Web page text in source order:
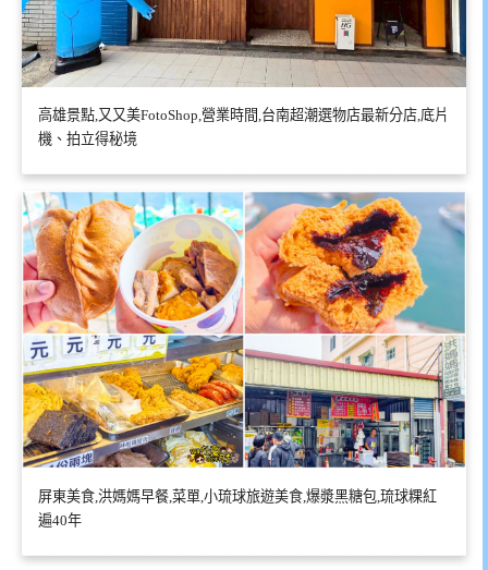
高雄景點,又又美FotoShop,營業時間,台南超潮選物店最新分店,底片
機、拍立得秘境
屏東美食,洪媽媽早餐,菜單,小琉球旅遊美食,爆漿黑糖包,琉球粿紅
遍40年